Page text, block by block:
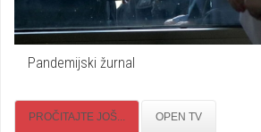
Pandemijski žurnal
PROČITAJTE JOŠ... OPEN TV